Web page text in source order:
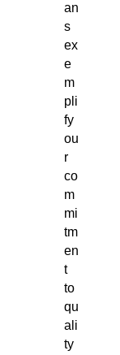
an
s
ex
e
m
pli
fy
ou
r
co
m
mi
tm
en
t
to
qu
ali
ty